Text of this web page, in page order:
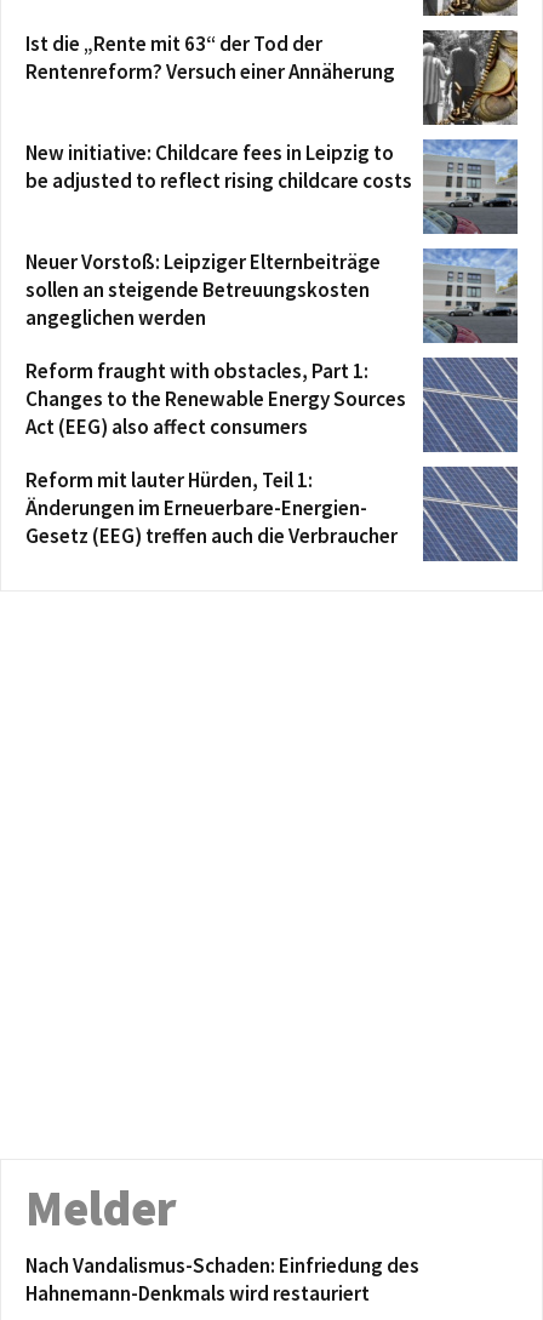
Ist die „Rente mit 63“ der Tod der
Rentenreform? Versuch einer Annäherung
New initiative: Childcare fees in Leipzig to
be adjusted to reflect rising childcare costs
Neuer Vorstoß: Leipziger Elternbeiträge
sollen an steigende Betreuungskosten
angeglichen werden
Reform fraught with obstacles, Part 1:
Changes to the Renewable Energy Sources
Act (EEG) also affect consumers
Reform mit lauter Hürden, Teil 1:
Änderungen im Erneuerbare-Energien-
Gesetz (EEG) treffen auch die Verbraucher
Melder
Nach Vandalismus-Schaden: Einfriedung des
Hahnemann-Denkmals wird restauriert